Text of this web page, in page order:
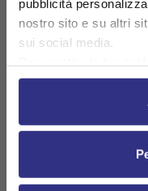
pubblicità
nostro sito e su altri
sui social media.
cliccando su
informazioni sono
nella